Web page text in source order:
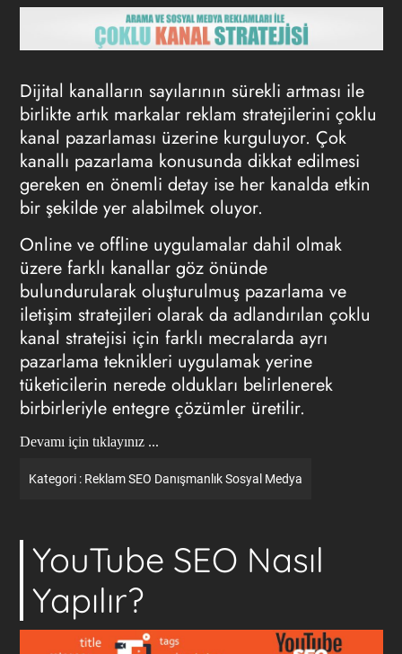
Dijital kanalların sayılarının sürekli artması ile
birlikte artık markalar reklam stratejilerini çoklu
kanal pazarlaması üzerine kurguluyor. Çok
kanallı pazarlama konusunda dikkat edilmesi
gereken en önemli detay ise her kanalda etkin
bir şekilde yer alabilmek oluyor.
Online ve offline uygulamalar dahil olmak
üzere farklı kanallar göz önünde
bulundurularak oluşturulmuş pazarlama ve
iletişim stratejileri olarak da adlandırılan çoklu
kanal stratejisi için farklı mecralarda ayrı
pazarlama teknikleri uygulamak yerine
tüketicilerin nerede oldukları belirlenerek
birbirleriyle entegre çözümler üretilir.
Devamı için tıklayınız ...
Kategori : Reklam SEO Danışmanlık Sosyal Medya
YouTube SEO Nasıl
Yapılır?